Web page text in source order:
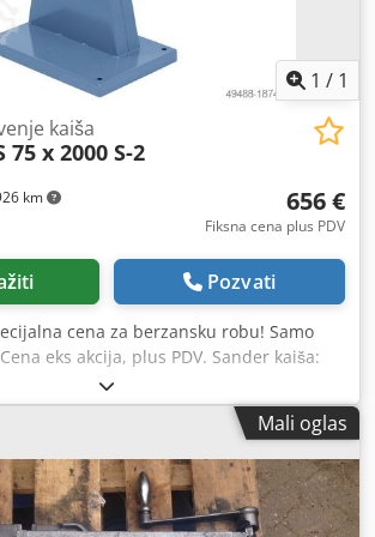
1 / 1
km
kaiša
75 x 2000 S-2
656 €
Fiksna cena plus PDV
Pozvati
cena za berzansku robu! Samo
eks akcija, plus PDV. Sander kaiša:
MS 75 x 2000 S-2 Uslov: novo
x 2000 mm Brzina kaiša: 14.5 / 29
ploča Ø x W: 200 / 80 mm Površinski sto
x 75 mm Veza za ekstrakciju Ø: 100 mm
Snaga motorne proizvodnje S1
Snaga ulaza motora S6 40%: 3.0 / 4.0 kW
Mali oglas